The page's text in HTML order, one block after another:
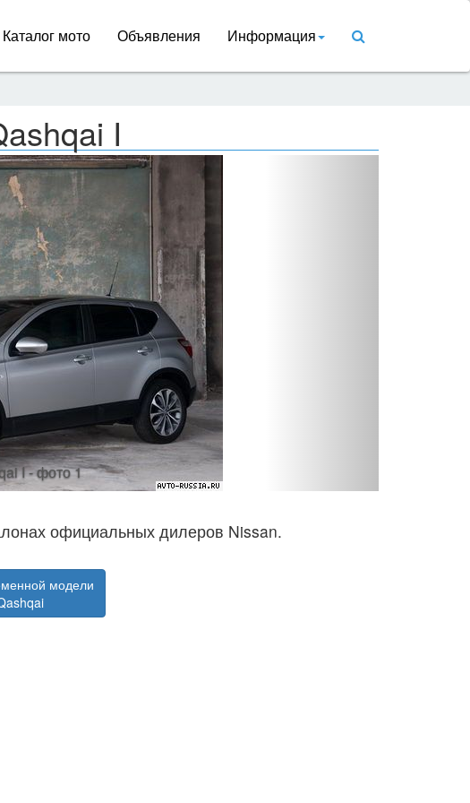
Каталог мото Объявления Информация
I
I - фото 2
официальных дилеров Nissan.
модели